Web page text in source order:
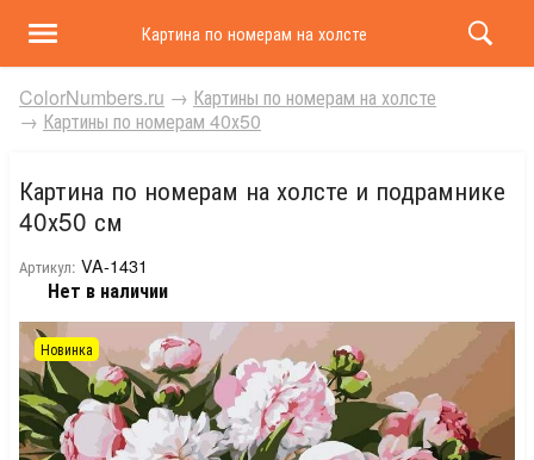
Картина по номерам на холсте и подрамнике 40х50
ColorNumbers.ru → Картины по номерам на холсте
→ Картины по номерам 40х50
Картина по номерам на холсте и подрамнике
40х50 см
Артикул: VA-1431
Нет в наличии
Новинка